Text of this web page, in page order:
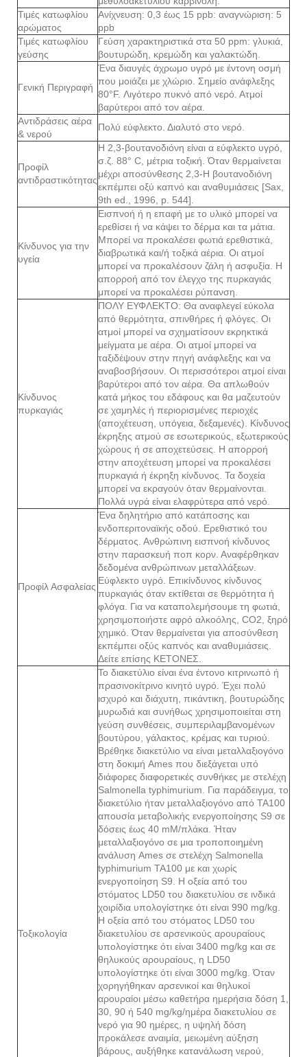
Τιμές κατωφλίου
αρώματος
Ανίχνευση: 0,3 έως 15 ppb: αναγνώριση: 5
ppb
Τιμές κατωφλίου
γεύσης
Γεύση χαρακτηριστικά στα 50 ppm: γλυκιά,
βουτυρώδη, κρεμώδη και γαλακτώδη.
Γενική Περιγραφή
Ένα διαυγές άχρωμο υγρό με έντονη οσμή
που μοιάζει με χλώριο. Σημείο ανάφλεξης
80°F. Λιγότερο πυκνό από νερό. Ατμοί
βαρύτεροι από τον αέρα.
Αντιδράσεις αέρα
& νερού
Πολύ εύφλεκτο. Διαλυτό στο νερό.
Προφίλ
αντιδραστικότητας
Η 2,3-βουτανοδιόνη είναι α εύφλεκτο υγρό,
σ.ζ. 88° C, μέτρια τοξική. Όταν θερμαίνεται
μέχρι αποσύνθεσης 2,3-Η βουτανοδιόνη
εκπέμπει οξύ καπνό και αναθυμιάσεις [Sax,
9th ed., 1996, p. 544].
Κίνδυνος για την
υγεία
Εισπνοή ή η επαφή με το υλικό μπορεί να
ερεθίσει ή να κάψει το δέρμα και τα μάτια.
Μπορεί να προκαλέσει φωτιά ερεθιστικά,
διαβρωτικά και/ή τοξικά αέρια. Οι ατμοί
μπορεί να προκαλέσουν ζάλη ή ασφυξία. Η
απορροή από τον έλεγχο της πυρκαγιάς
μπορεί να προκαλέσει ρύπανση.
Κίνδυνος
πυρκαγιάς
ΠΟΛΥ ΕΥΦΛΕΚΤΟ: Θα αναφλεγεί εύκολα
από θερμότητα, σπινθήρες ή φλόγες. Οι
ατμοί μπορεί να σχηματίσουν εκρηκτικά
μείγματα με αέρα. Οι ατμοί μπορεί να
ταξιδέψουν στην πηγή ανάφλεξης και να
αναβοσβήσουν. Οι περισσότεροι ατμοί είναι
βαρύτεροι από τον αέρα. Θα απλωθούν
κατά μήκος του εδάφους και θα μαζευτούν
σε χαμηλές ή περιορισμένες περιοχές
(αποχέτευση, υπόγεια, δεξαμενές). Κίνδυνος
έκρηξης ατμού σε εσωτερικούς, εξωτερικούς
χώρους ή σε αποχετεύσεις. Η απορροή
στην αποχέτευση μπορεί να προκαλέσει
πυρκαγιά ή έκρηξη κίνδυνος. Τα δοχεία
μπορεί να εκραγούν όταν θερμαίνονται.
Πολλά υγρά είναι ελαφρύτερα από νερό.
Προφίλ Ασφαλείας
Ένα δηλητήριο από κατάποσης και
ενδοπεριτοναϊκής οδού. Ερεθιστικό του
δέρματος. Ανθρώπινη εισπνοή κίνδυνος
στην παρασκευή ποπ κορν. Αναφέρθηκαν
δεδομένα ανθρώπινων μεταλλάξεων.
Εύφλεκτο υγρό. Επικίνδυνος κίνδυνος
πυρκαγιάς όταν εκτίθεται σε θερμότητα ή
φλόγα. Για να καταπολεμήσουμε τη φωτιά,
χρησιμοποιήστε αφρό αλκοόλης, CO2, ξηρό
χημικό. Όταν θερμαίνεται για αποσύνθεση
εκπέμπει οξύς καπνός και αναθυμιάσεις.
Δείτε επίσης ΚΕΤΟΝΕΣ.
Τοξικολογία
Το διακετύλιο είναι ένα έντονο κιτρινωπό ή
πρασινοκίτρινο κινητό υγρό. Έχει πολύ
ισχυρό και διάχυτη, πικάντικη, βουτυρώδης
μυρωδιά και συνήθως χρησιμοποιείται στη
γεύση συνθέσεις, συμπεριλαμβανομένων
βουτύρου, γάλακτος, κρέμας και τυριού.
Βρέθηκε διακετύλιο να είναι μεταλλαξιογόνο
στη δοκιμή Ames που διεξάγεται υπό
διάφορες διαφορετικές συνθήκες με στελέχη
Salmonella typhimurium. Για παράδειγμα, το
διακετύλιο ήταν μεταλλαξιογόνο από TA100
απουσία μεταβολικής ενεργοποίησης S9 σε
δόσεις έως 40 mM/πλάκα. Ήταν
μεταλλαξιογόνο σε μια τροποποιημένη
ανάλυση Ames σε στελέχη Salmonella
typhimurium TA100 με και χωρίς
ενεργοποίηση S9. Η οξεία από του
στόματος LD50 του διακετυλίου σε ινδικά
χοιρίδια υπολογίστηκε ότι είναι 990 mg/kg.
Η οξεία από του στόματος LD50 του
διακετυλίου σε αρσενικούς αρουραίους
υπολογίστηκε ότι είναι 3400 mg/kg και σε
θηλυκούς αρουραίους, η LD50
υπολογίστηκε ότι είναι 3000 mg/kg. Όταν
χορηγήθηκαν αρσενικοί και θηλυκοί
αρουραίοι μέσω καθετήρα ημερήσια δόση 1,
30, 90 ή 540 mg/kg/ημέρα διακετυλίου σε
νερό για 90 ημέρες, η υψηλή δόση
προκάλεσε αναιμία, μειωμένη αύξηση
βάρους, αυξήθηκε κατανάλωση νερού,